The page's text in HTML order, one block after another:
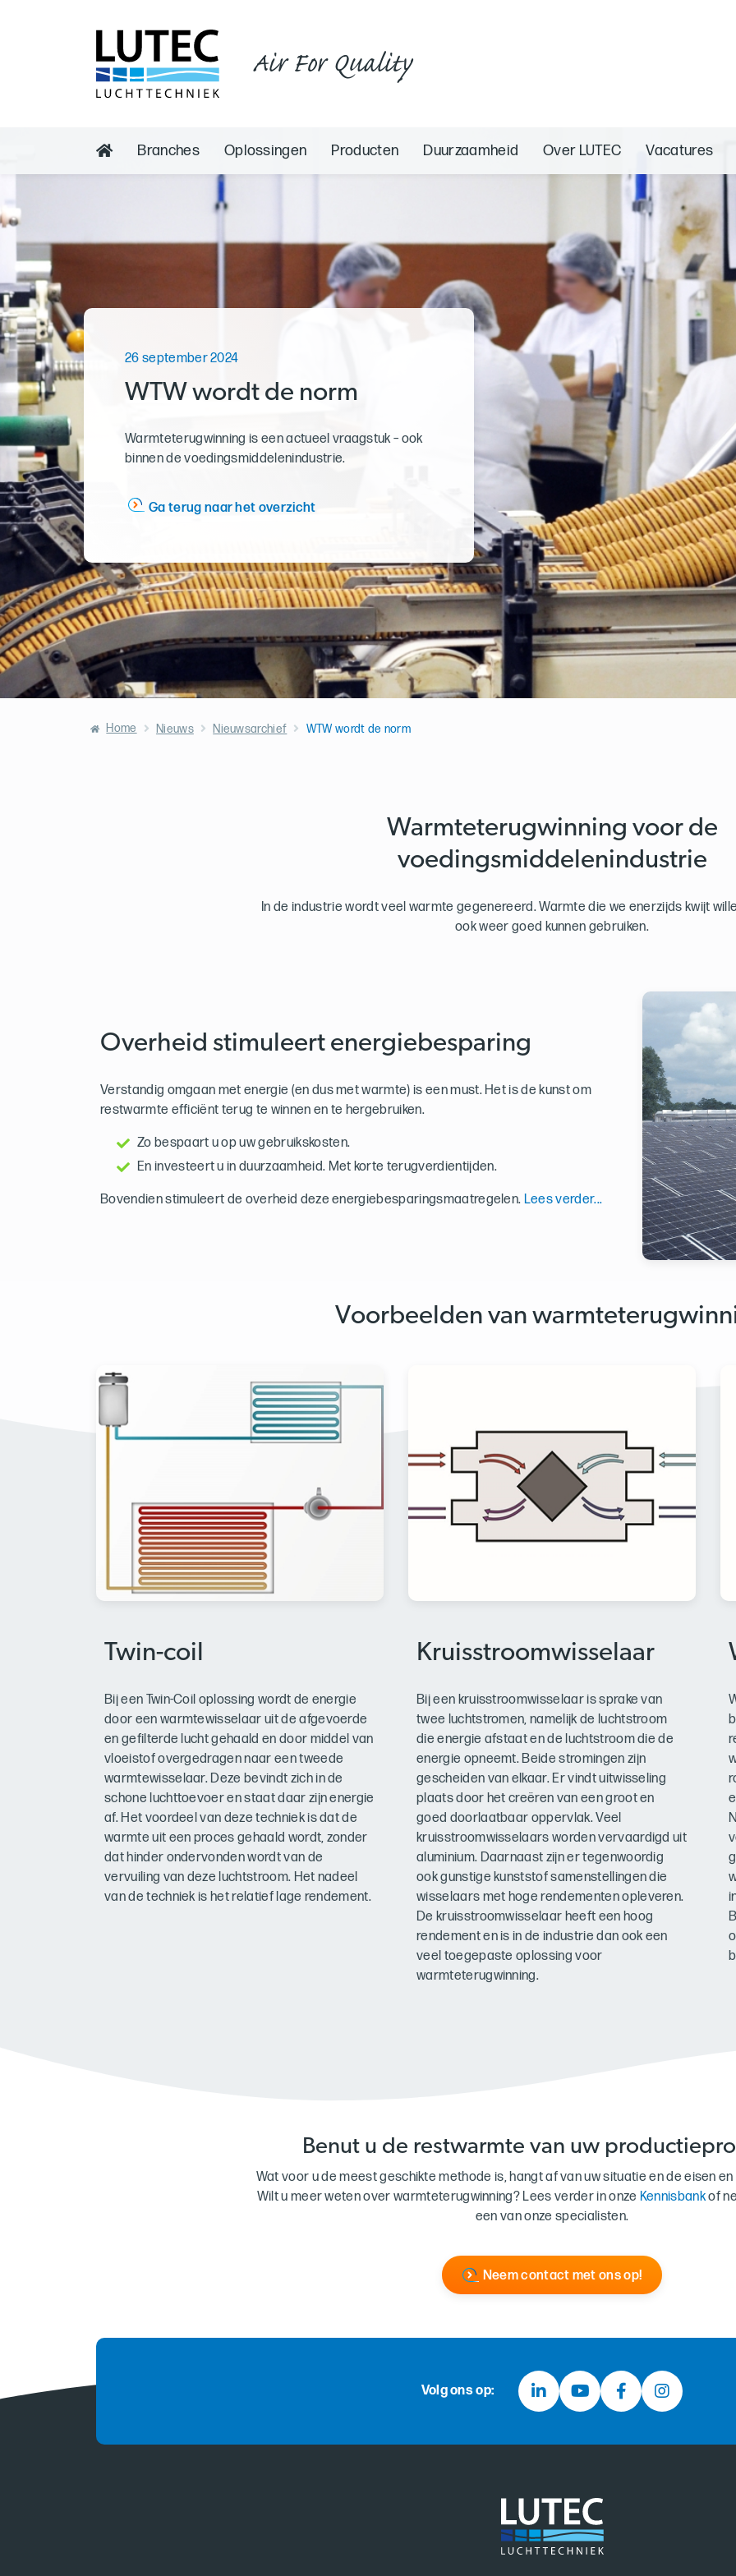
Air For Quality
Branches Oplossingen Producten Duurzaamheid Over LUTEC Vacatures
26 september 2024
WTW wordt de norm
Warmteterugwinning is een actueel vraagstuk – ook
binnen de voedingsmiddelenindustrie.
Ga terug naar het overzicht
Home Nieuws Nieuwsarchief WTW wordt de norm
Warmteterugwinning voor de
voedingsmiddelenindustrie
In de industrie wordt veel warmte gegenereerd. Warmte die we enerzijds kwijt
ook weer goed kunnen gebruiken.
Overheid stimuleert energiebesparing
Verstandig omgaan met energie (en dus met warmte) is een must. Het is de kunst om
restwarmte efficiënt terug te winnen en te hergebruiken.
Zo bespaart u op uw gebruikskosten.
En investeert u in duurzaamheid. Met korte terugverdientijden.
Bovendien stimuleert de overheid deze energiebesparingsmaatregelen. Lees verder...
Voorbeelden van
Twin-coil
Bij een Twin-Coil oplossing wordt de energie
door een warmtewisselaar uit de afgevoerde
en gefilterde lucht gehaald en door middel van
vloeistof overgedragen naar een tweede
warmtewisselaar. Deze bevindt zich in de
schone luchttoevoer en staat daar zijn energie
af. Het voordeel van deze techniek is dat de
warmte uit een proces gehaald wordt, zonder
dat hinder ondervonden wordt van de
vervuiling van deze luchtstroom. Het nadeel
van de techniek is het relatief lage rendement.
Kruisstroomwisselaar
Bij een kruisstroomwisselaar is sprake van
twee luchtstromen, namelijk de luchtstroom
die energie afstaat en de luchtstroom die de
energie opneemt. Beide stromingen zijn
gescheiden van elkaar. Er vindt uitwisseling
plaats door het creëren van een groot en
goed doorlaatbaar oppervlak. Veel
kruisstroomwisselaars worden vervaardigd uit
aluminium. Daarnaast zijn er tegenwoordig
ook gunstige kunststof samenstellingen die
wisselaars met hoge rendementen opleveren.
De kruisstroomwisselaar heeft een hoog
rendement en is in de industrie dan ook een
veel toegepaste oplossing voor
warmteterugwinning.
Benut u de restwarmte van uw
Wat voor u de meest geschikte methode is, hangt af van uw situatie en de eisen
Wilt u meer weten over warmteterugwinning? Lees verder in onze Kennisbankof
een van onze specialisten.
Neem contact met ons op!
Volg ons op: